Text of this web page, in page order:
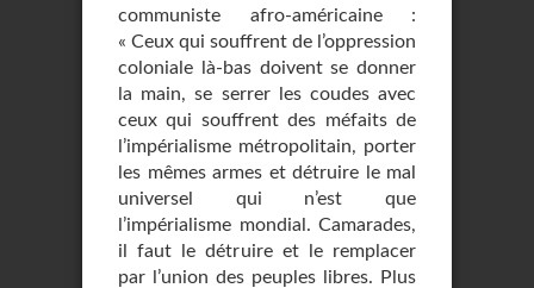
communiste afro-américaine :
« Ceux qui souffrent de l’oppression
coloniale là-bas doivent se donner
la main, se serrer les coudes avec
ceux qui souffrent des méfaits de
l’impérialisme métropolitain, porter
les mêmes armes et détruire le mal
universel qui n’est que
l’impérialisme mondial. Camarades,
il faut le détruire et le remplacer
par l’union des peuples libres. Plus